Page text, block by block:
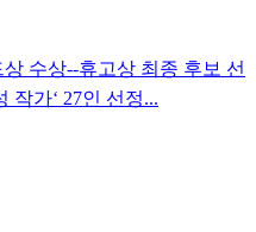
수상--휴고상 최종 후보 선
작가‘ 27인 선정...